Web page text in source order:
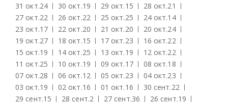
31 окт.24 30 окт.19 29 окт.15 28 окт.21
27 окт.22 26 окт.22 25 окт.25 24 окт.14
23 окт.17 22 окт.20 21 окт.20 20 окт.24
19 окт.27 18 окт.15 17 окт.23 16 окт.22
15 окт.19 14 окт.25 13 окт.19 12 окт.22
11 окт.25 10 окт.19 09 окт.17 08 окт.18
07 окт.28 06 окт.12 05 окт.23 04 окт.23
03 окт.19 02 окт.16 01 окт.16 30 сент.22
29 сент.15 28 сент.2 27 сент.36 26 сент.19